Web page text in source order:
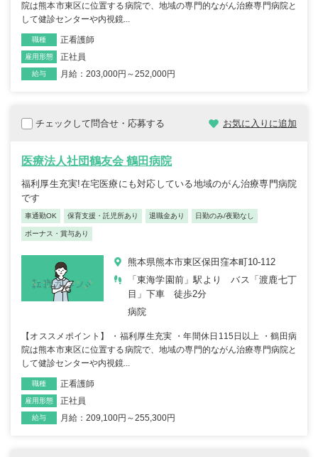
院は熊本市東区に位置する病院で、地域の専門的ながん治療専門病院と
して健診センターや内視鏡...
職種 正看護師
雇用形態 正社員
給与 月給：203,000円～252,000円
チェックして問合せ・応募する お気に入りに追加
医療法人社団鶴友会 鶴田病院
福利厚生充実!在宅医療にも対応している地域のがん治療専門病院
です
車通勤OK 保育支援・託児所あり 退職金あり 日勤のみ/夜勤なし
ボーナス・賞与あり
熊本県熊本市東区保田窪本町10-112
「東海学園前」駅より バス「渡鹿七丁
目」下車 徒歩2分
病院
【オススメポイント】 ・福利厚生充実 ・年間休日115日以上 ・鶴田病
院は熊本市東区に位置する病院で、地域の専門的ながん治療専門病院と
して健診センターや内視鏡...
職種 正看護師
雇用形態 正社員
給与 月給：209,100円～255,300円